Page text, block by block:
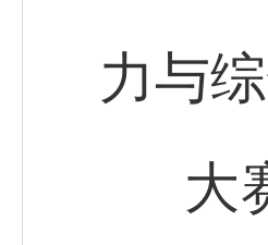
力与
大